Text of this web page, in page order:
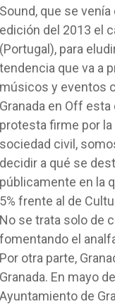
Sound, que se
edición del 2013 el
(Portugal), para
tendencia que va a
músicos y eventos
Granada en Off
protesta firme por
sociedad civil,
decidir a qué se
públicamente en la
5% frente al de
No se trata solo de
fomentando el
Por otra parte,
Granada. En mayo
Ayuntamiento de